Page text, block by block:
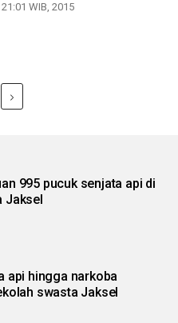
WIB, 2015
995 pucuk senjata api di
Jaksel
api hingga narkoba
swasta Jaksel